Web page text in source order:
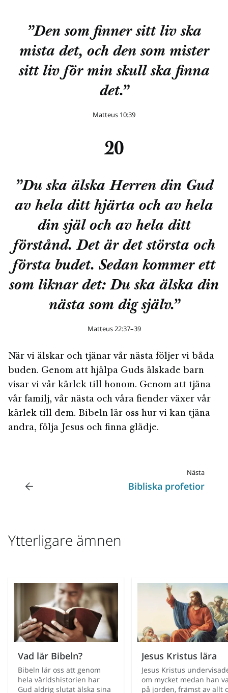
”Den som finner sitt liv ska
mista det, och den som mister
sitt liv för min skull ska finna
det.”
Matteus 10:39
20
”Du ska älska Herren din Gud
av hela ditt hjärta och av hela
din själ och av hela ditt
förstånd. Det är det största och
första budet. Sedan kommer ett
som liknar det: Du ska älska din
nästa som dig själv.”
Matteus 22:37–39
När vi älskar och tjänar vår nästa följer vi båda
buden. Genom att hjälpa Guds älskade barn
visar vi vår kärlek till honom. Genom att tjäna
vår familj, vår nästa och våra fiender växer vår
kärlek till dem. Bibeln lär oss hur vi kan tjäna
andra, följa Jesus och finna glädje.
Nästa
Bibliska profetior
Ytterligare ämnen
Vad lär Bibeln?
Bibeln lär oss att genom
hela världshistorien har
Gud aldrig slutat älska sina
Jesus Kristus lära
Jesus Kristus
om mycket medan han
på jorden, främst av allt